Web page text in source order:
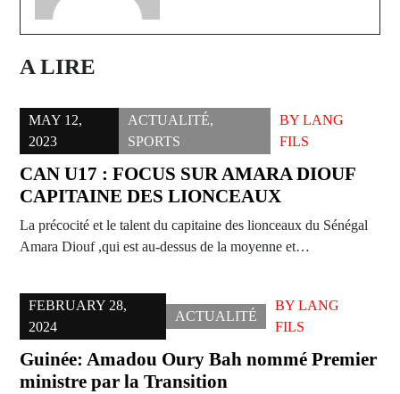
A LIRE
MAY 12,
2023
ACTUALITÉ,
SPORTS
BY LANG
FILS
CAN U17 : FOCUS SUR AMARA DIOUF
CAPITAINE DES LIONCEAUX
La précocité et le talent du capitaine des lionceaux du Sénégal
Amara Diouf ,qui est au-dessus de la moyenne et…
FEBRUARY 28,
2024
ACTUALITÉ
BYLANG
FILS
Guinée: Amadou Oury Bah nommé Premier
ministre par la Transition